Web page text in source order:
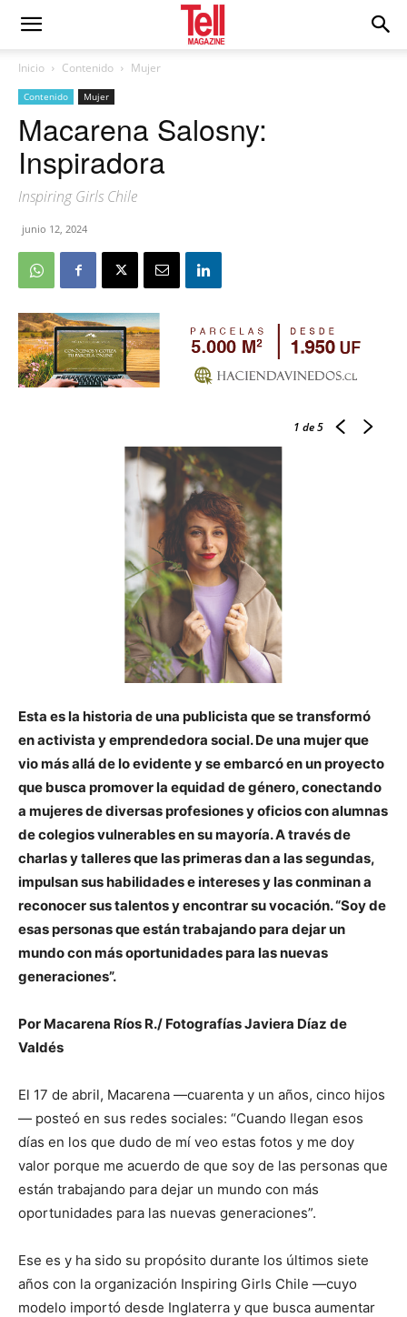
Inicio Contenido Mujer
Contenido Mujer
Macarena Salosny:
Inspiradora
Inspiring Girls Chile
junio 12, 2024
1 de 5
Esta es la historia de una publicista que se transformó
en activista y emprendedora social. De una mujer que
vio más allá de lo evidente y se embarcó en un proyecto
que busca promover la equidad de género, conectando
a mujeres de diversas profesiones y oficios con alumnas
de colegios vulnerables en su mayoría. A través de
charlas y talleres que las primeras dan a las segundas,
impulsan sus habilidades e intereses y las conminan a
reconocer sus talentos y encontrar su vocación. “Soy de
esas personas que están trabajando para dejar un
mundo con más oportunidades para las nuevas
generaciones”.
Por Macarena Ríos R./ Fotografías Javiera Díaz de
Valdés
El 17 de abril, Macarena —cuarenta y un años, cinco hijos
— posteó en sus redes sociales: “Cuando llegan esos
días en los que dudo de mí veo estas fotos y me doy
valor porque me acuerdo de que soy de las personas que
están trabajando para dejar un mundo con más
oportunidades para las nuevas generaciones”.
Ese es y ha sido su propósito durante los últimos siete
años con la organización Inspiring Girls Chile —cuyo
modelo importó desde Inglaterra y que busca aumentar